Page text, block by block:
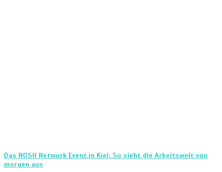
Das NOSH Network Event in Kiel: So sieht die Arbeitswelt von
morgen aus